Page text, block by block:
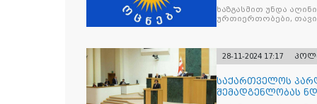
ხაზგასმით უნდა
ურთიერთობები,
28-11-2024 17:17
საქართველოს
შემადგენლობას